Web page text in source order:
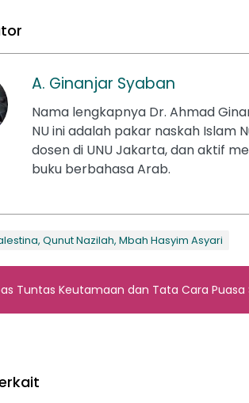
A. Ginanjar Syaban
Nama lengkapnya Dr. Ahmad
NU ini adalah pakar naskah Islam
dosen di UNU Jakarta, dan aktif
buku berbahasa Arab.
Qunut Nazilah, Mbah Hasyim Asyari
Tuntas Keutamaan dan Tata Cara Puasa